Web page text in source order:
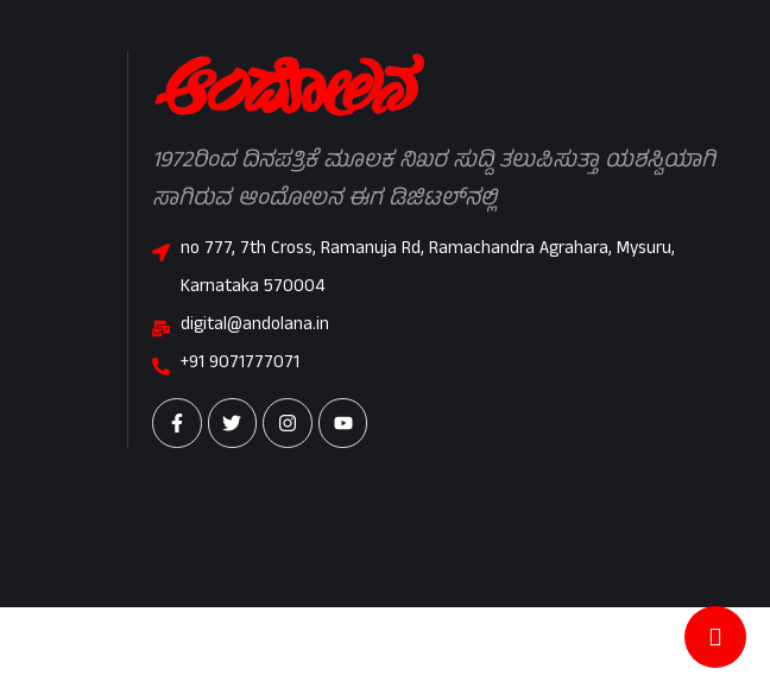
1972ರಿಂದ ದಿನಪತ್ರಿಕೆ ಮೂಲಕ ನಿಖರ ಸುದ್ದಿ ತಲುಪಿಸುತ್ತಾ ಯಶಸ್ವಿಯಾಗಿ
ಸಾಗಿರುವ ಆಂದೋಲನ ಈಗ ಡಿಜಿಟಲ್‌ನಲ್ಲಿ
no 777, 7th Cross, Ramanuja Rd, Ramachandra Agrahara, Mysuru,
Karnataka 570004
digital@andolana.in
+91 9071777071